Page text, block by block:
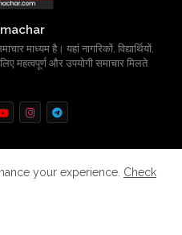
माध्यम है। यहां नागरिकों, विद्यार्थियों,
महत्वपूर्ण और उपयोगी समाचार मिलते
us
Privacy Policy
your experience. Check